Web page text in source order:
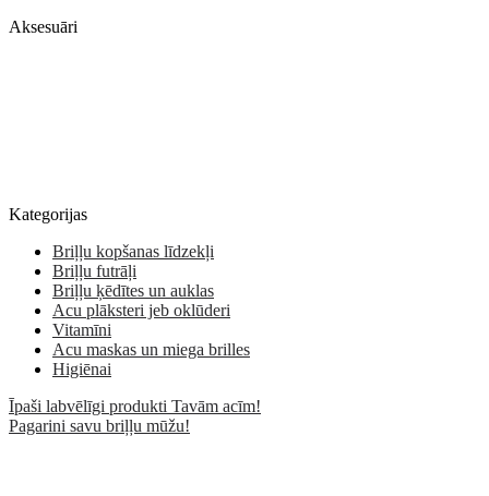
Aksesuāri
Kategorijas
Briļļu kopšanas līdzekļi
Briļļu futrāļi
Briļļu ķēdītes un auklas
Acu plāksteri jeb oklūderi
Vitamīni
Acu maskas un miega brilles
Higiēnai
Īpaši labvēlīgi produkti Tavām acīm!
Pagarini savu briļļu mūžu!